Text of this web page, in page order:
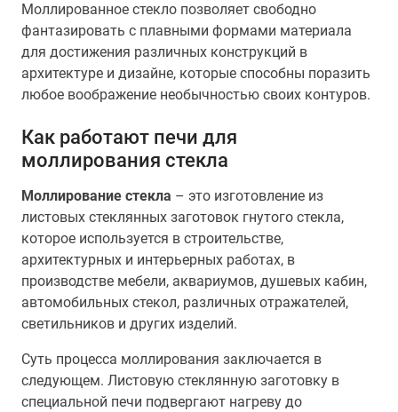
Моллированное стекло позволяет свободно
фантазировать с плавными формами материала
для достижения различных конструкций в
архитектуре и дизайне, которые способны поразить
любое воображение необычностью своих контуров.
Как работают печи для
моллирования стекла
Моллирование стекла – это изготовление из
листовых стеклянных заготовок гнутого стекла,
которое используется в строительстве,
архитектурных и интерьерных работах, в
производстве мебели, аквариумов, душевых кабин,
автомобильных стекол, различных отражателей,
светильников и других изделий.
Суть процесса моллирования заключается в
следующем. Листовую стеклянную заготовку в
специальной печи подвергают нагреву до